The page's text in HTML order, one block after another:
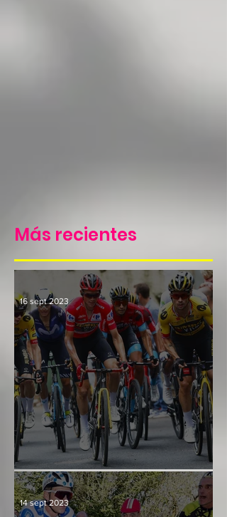
Más recientes
Culminación y consenso
16 sept 2023
14 sept 2023